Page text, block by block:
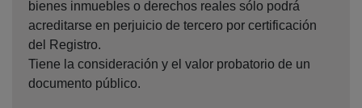
bienes inmuebles o derechos reales sólo podrá
acreditarse en perjuicio de tercero por certificación
del Registro.
Tiene la consideración y el valor probatorio de un
documento público.